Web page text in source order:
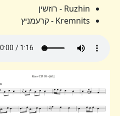
Ruzhin - רוזשין
Kremnits - קרעמניץ